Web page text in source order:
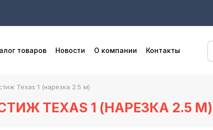
товаров Новости О компании Контакты
Texas 1 (нарезка 2.5 м)
TEXAS 1 (НАРЕЗКА 2.5 М)